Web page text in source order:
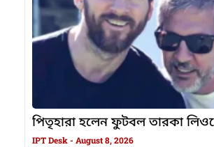
পিতৃহারা হলেন ফুটবল তারকা
IPT Desk August 8, 2026